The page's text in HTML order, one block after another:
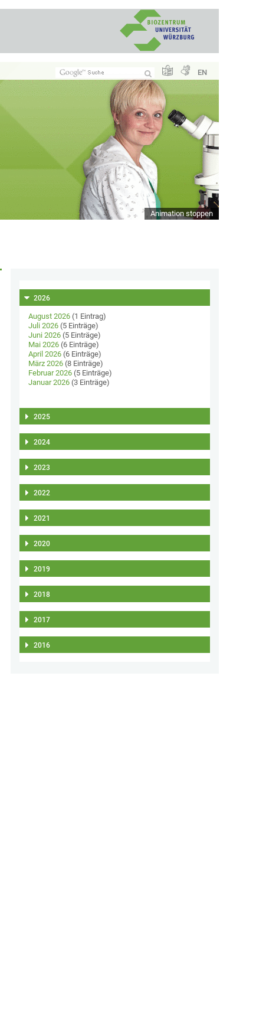
EN
Animation stoppen
2026
August 2026(1 Eintrag)
Juli 2026(5 Einträge)
Juni 2026(5 Einträge)
Mai 2026(6 Einträge)
April 2026(6 Einträge)
März 2026(8 Einträge)
Februar 2026(5 Einträge)
Januar 2026(3 Einträge)
2025
2024
2023
2022
2021
2020
2019
2018
2017
2016